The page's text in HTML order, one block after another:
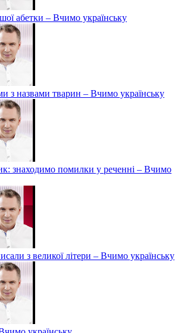
абетки – Вчимо українську
з назвами тварин – Вчимо українську
знаходимо помилки у реченні – Вчимо
з великої літери – Вчимо українську